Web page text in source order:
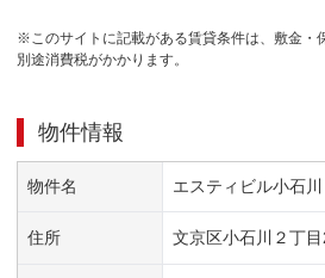
※このサイトに記載がある賃貸条件は、敷金・
別途消費税がかかります。
物件情報
物件名 エスティビル小石川
住所 文京区小石川２丁目